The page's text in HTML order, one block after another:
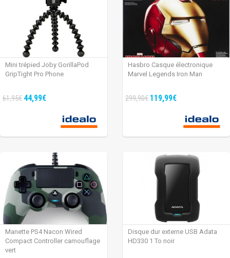
Mini trépied Joby GorillaPod
GripTight Pro Phone
61,95€ 44,99€
Hasbro Casque électronique
Marvel Legends Iron Man
299,90€ 119,99€
Manette PS4 Nacon Wired
Compact Controller camouflage
vert
Disque dur externe USB Adata
HD330 1 To noir